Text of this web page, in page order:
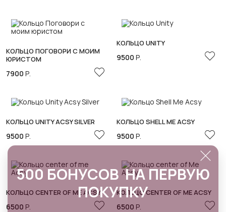
КОЛЬЦО ПОГОВОРИ С МОИМ
ЮРИСТОМ
7900 Р.
КОЛЬЦО UNITY
9500 Р.
КОЛЬЦО UNITY ACSY SILVER
9500 Р.
КОЛЬЦО SHELL ME ACSY
9500 Р.
КОЛЬЦО CENTER OF ME ACSY
6500 Р.
КОЛЬЦО CENTER OF ME ACSY
6500 Р.
500 БОНУСОВ НА ПЕРВУЮ
ПОКУПКУ